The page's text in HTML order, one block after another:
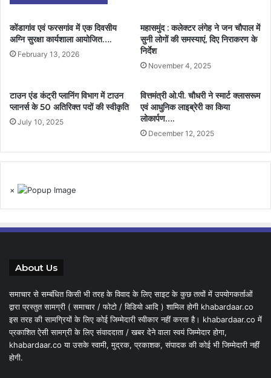
कोंडागांव एवं फरसगांव में एक दिवसीय
अग्नि सुरक्षा कार्यशाला आयोजित….
February 13, 2026
महासमुंद : कलेक्टर लंगेह ने जन चौपाल में
सुनी लोगों की समस्याएं, दिए निराकरण के
निर्देश
November 4, 2025
टाउन एंड कंट्री प्लानिंग विभाग में टाउन
प्लानर्स के 50 अतिरिक्त पदों की स्वीकृति
July 10, 2025
वित्तमंत्री ओ.पी. चौधरी ने स्मार्ट क्लासरूम
एवं आधुनिक लाइब्रेरी का किया
लोकार्पण….
December 12, 2025
×
About Us
समाचार से सम्बंधित किसी भी तरह के विवाद के लिए साइट के कुछ तत्वों में उपयोगकर्ताओं
द्वारा प्रस्तुत सामग्री ( समाचार / फोटो / विडियो आदि ) शामिल होगी khabardaar.co
इस तरह की सामग्रियों के लिए कोई जिम्मेदारी स्वीकार नहीं करता है। khabardaar.co में
प्रकाशित ऐसी सामग्री के लिए संवाददाता / खबर देने वाला स्वयं जिम्मेदार होगा,
khabardaar.co या उसके स्वामी, मुद्रक, प्रकाशक, संपादक की कोई भी जिम्मेदारी नहीं
होगी.